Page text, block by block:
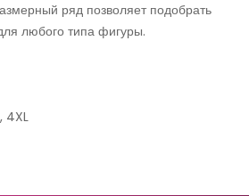
ряд позволяет подобрать
любого типа фигуры.
4XL